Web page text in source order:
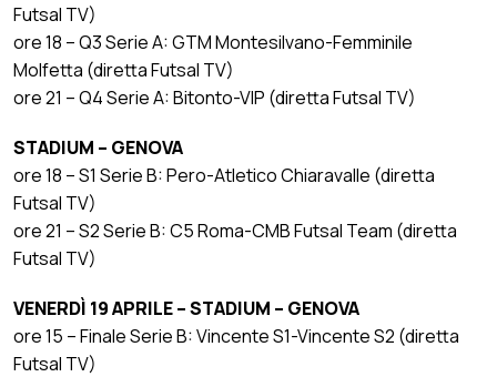
Futsal TV)
ore 18 – Q3 Serie A: GTM Montesilvano-Femminile
Molfetta (diretta Futsal TV)
ore 21 – Q4 Serie A: Bitonto-VIP (diretta Futsal TV)
STADIUM – GENOVA
ore 18 – S1 Serie B: Pero-Atletico Chiaravalle (diretta
Futsal TV)
ore 21 – S2 Serie B: C5 Roma-CMB Futsal Team (diretta
Futsal TV)
VENERDÌ 19 APRILE – STADIUM – GENOVA
ore 15 – Finale Serie B: Vincente S1-Vincente S2 (diretta
Futsal TV)